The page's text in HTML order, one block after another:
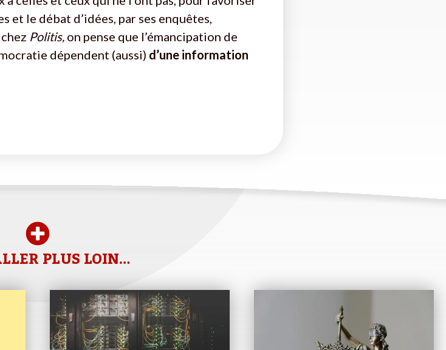
et le débat d’idées, par ses enquêtes,
Politis, on pense que l’émancipation de
dépendent (aussi) d’une information
PLUS LOIN…